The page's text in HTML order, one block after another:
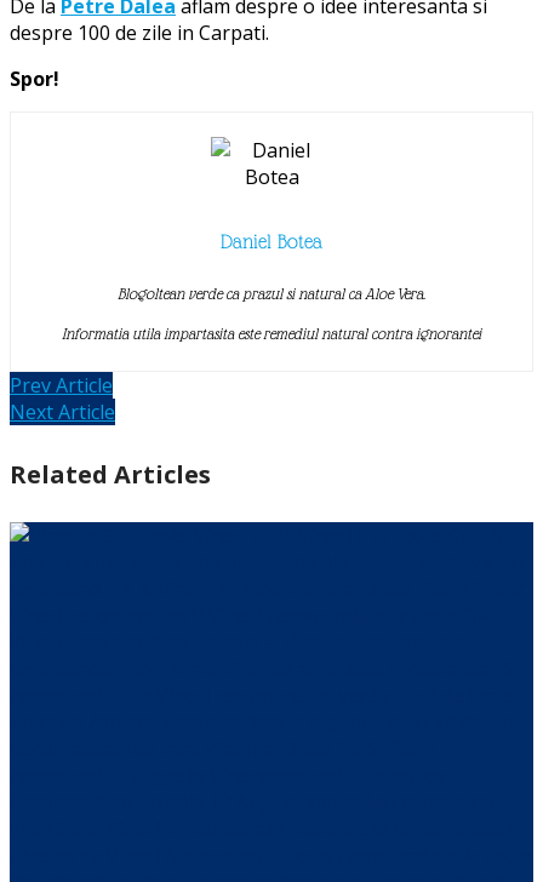
De la Petre Dalea aflam despre o idee interesanta si
despre 100 de zile in Carpati.
Spor!
Daniel Botea
Blogoltean verde ca prazul si natural ca Aloe Vera.
Informatia utila impartasita este remediul natural contra ignorantei
Prev Article
Next Article
Related Articles